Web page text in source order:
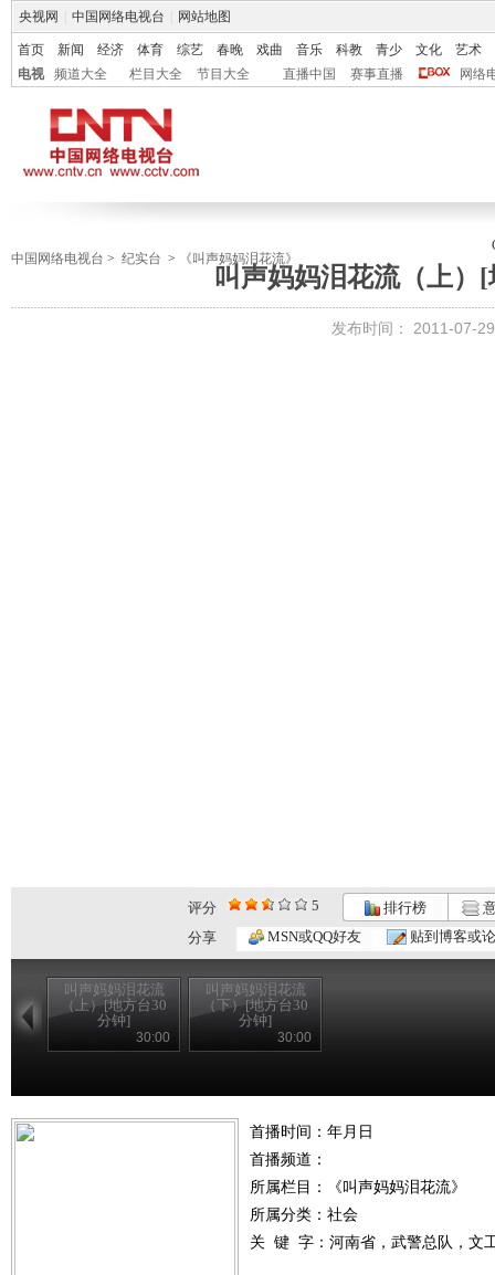
央视网 中国网络电视台 网站地图
首页 新闻 经济 体育 综艺 春晚 戏曲 音乐 科教 青少 文化
艺术
电视
频道大全 栏目大全 节目大全 直播中国 赛事直播 网络
中国网络电视台 > 纪实台 > 《叫声妈妈泪花流》
叫声妈妈泪花流（上）
发布时间： 2011-07-
评分 5 排行榜
分享
MSN或QQ好友 贴到博客或
叫声妈妈泪花流
（上）[地方台30
分钟]
30:00
叫声妈妈泪花流
（下）[地方台30
分钟]
30:00
首播时间：年月日
首播频道：
所属栏目：
《叫声妈妈泪花流》
所属分类：社会
关 键 字： 河南省，武警总队，文